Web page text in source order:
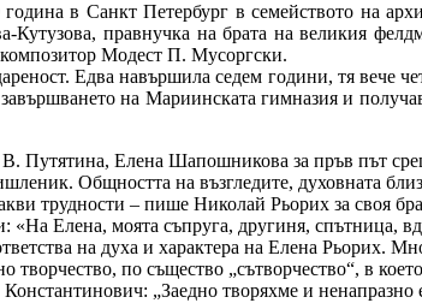
в Санкт Петербург в семейството на
Кутузова, правнучка на брата на великия
Модест П. Мусоргски.
Едва навършила седем години, тя вече
на Мариинската гимназия и
Путятина, Елена Шапошникова за пръв път
Общността на възгледите, духовната
трудности – пише Николай Рьорих за своя
«На Елена, моята съпруга, другиня, спътница,
на духа и характера на Елена Рьорих.
творчество, по същество „сътворчество“, в
„Заедно творяхме и ненапразно